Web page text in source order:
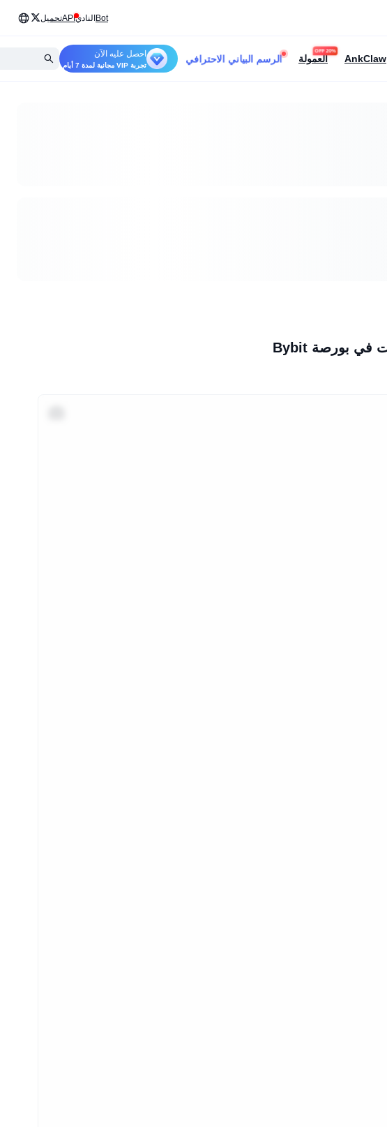
BotالناديAPIتحميل
AnkClaw العمولة
20% OFF
الرسم البياني الاحترافي احصل عليه الآن
تجربة VIP مجانية لمدة 7 أيام